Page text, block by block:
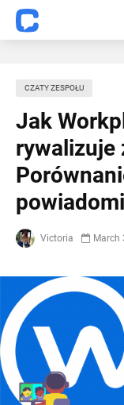
CZATY ZESPOŁU
Jak
rywalizuje
Victoria March